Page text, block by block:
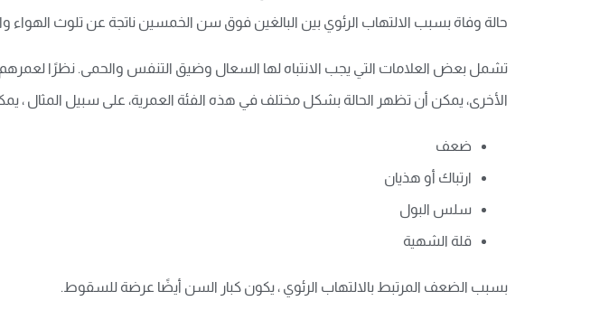
حالة وفاة بسبب الالتهاب الرئوي بين البالغين فوق سن الخمسين ناتجة عن تلوث الهواء
تشمل بعض العلامات التي يجب الانتباه لها السعال وضيق التنفس والحمى. نظرًا
الأخرى، يمكن أن تظهر الحالة بشكل مختلف في هذه الفئة العمرية، على سبيل المثال ،
ضعف
ارتباك أو هذيان
سلس البول
قلة الشهية
بسبب الضعف المرتبط بالالتهاب الرئوي ، يكون كبار السن أيضًا عرضة للسقوط.